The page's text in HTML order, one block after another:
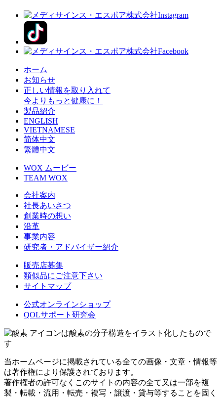
ホーム
お知らせ
正しい情報を取り入れて
今よりもっと健康に！
製品紹介
ENGLISH
VIETNAMESE
简体中文
繁體中文
WOX ムービー
TEAM WOX
会社案内
社長あいさつ
創業時の想い
沿革
事業内容
研究者・アドバイザー紹介
販売店募集
類似品にご注意下さい
サイトマップ
公式オンラインショップ
QOLサポート研究会
アイコンは酸素の分子構造をイラスト化したもので
す
当ホームページに掲載されている全ての画像・文章・情報等
は著作権により保護されております。
著作権者の許可なくこのサイトの内容の全て又は一部を複
製・転載・流用・転売・複写・譲渡・貸与等することを固く